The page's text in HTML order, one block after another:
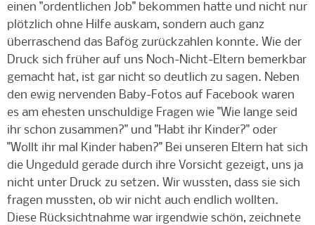
einen "ordentlichen Job" bekommen hatte und nicht nur
plötzlich ohne Hilfe auskam, sondern auch ganz
überraschend das Bafög zurückzahlen konnte. Wie der
Druck sich früher auf uns Noch-Nicht-Eltern bemerkbar
gemacht hat, ist gar nicht so deutlich zu sagen. Neben
den ewig nervenden Baby-Fotos auf Facebook waren
es am ehesten unschuldige Fragen wie "Wie lange seid
ihr schon zusammen?" und "Habt ihr Kinder?" oder
"Wollt ihr mal Kinder haben?" Bei unseren Eltern hat sich
die Ungeduld gerade durch ihre Vorsicht gezeigt, uns ja
nicht unter Druck zu setzen. Wir wussten, dass sie sich
fragen mussten, ob wir nicht auch endlich wollten.
Diese Rücksichtnahme war irgendwie schön, zeichnete